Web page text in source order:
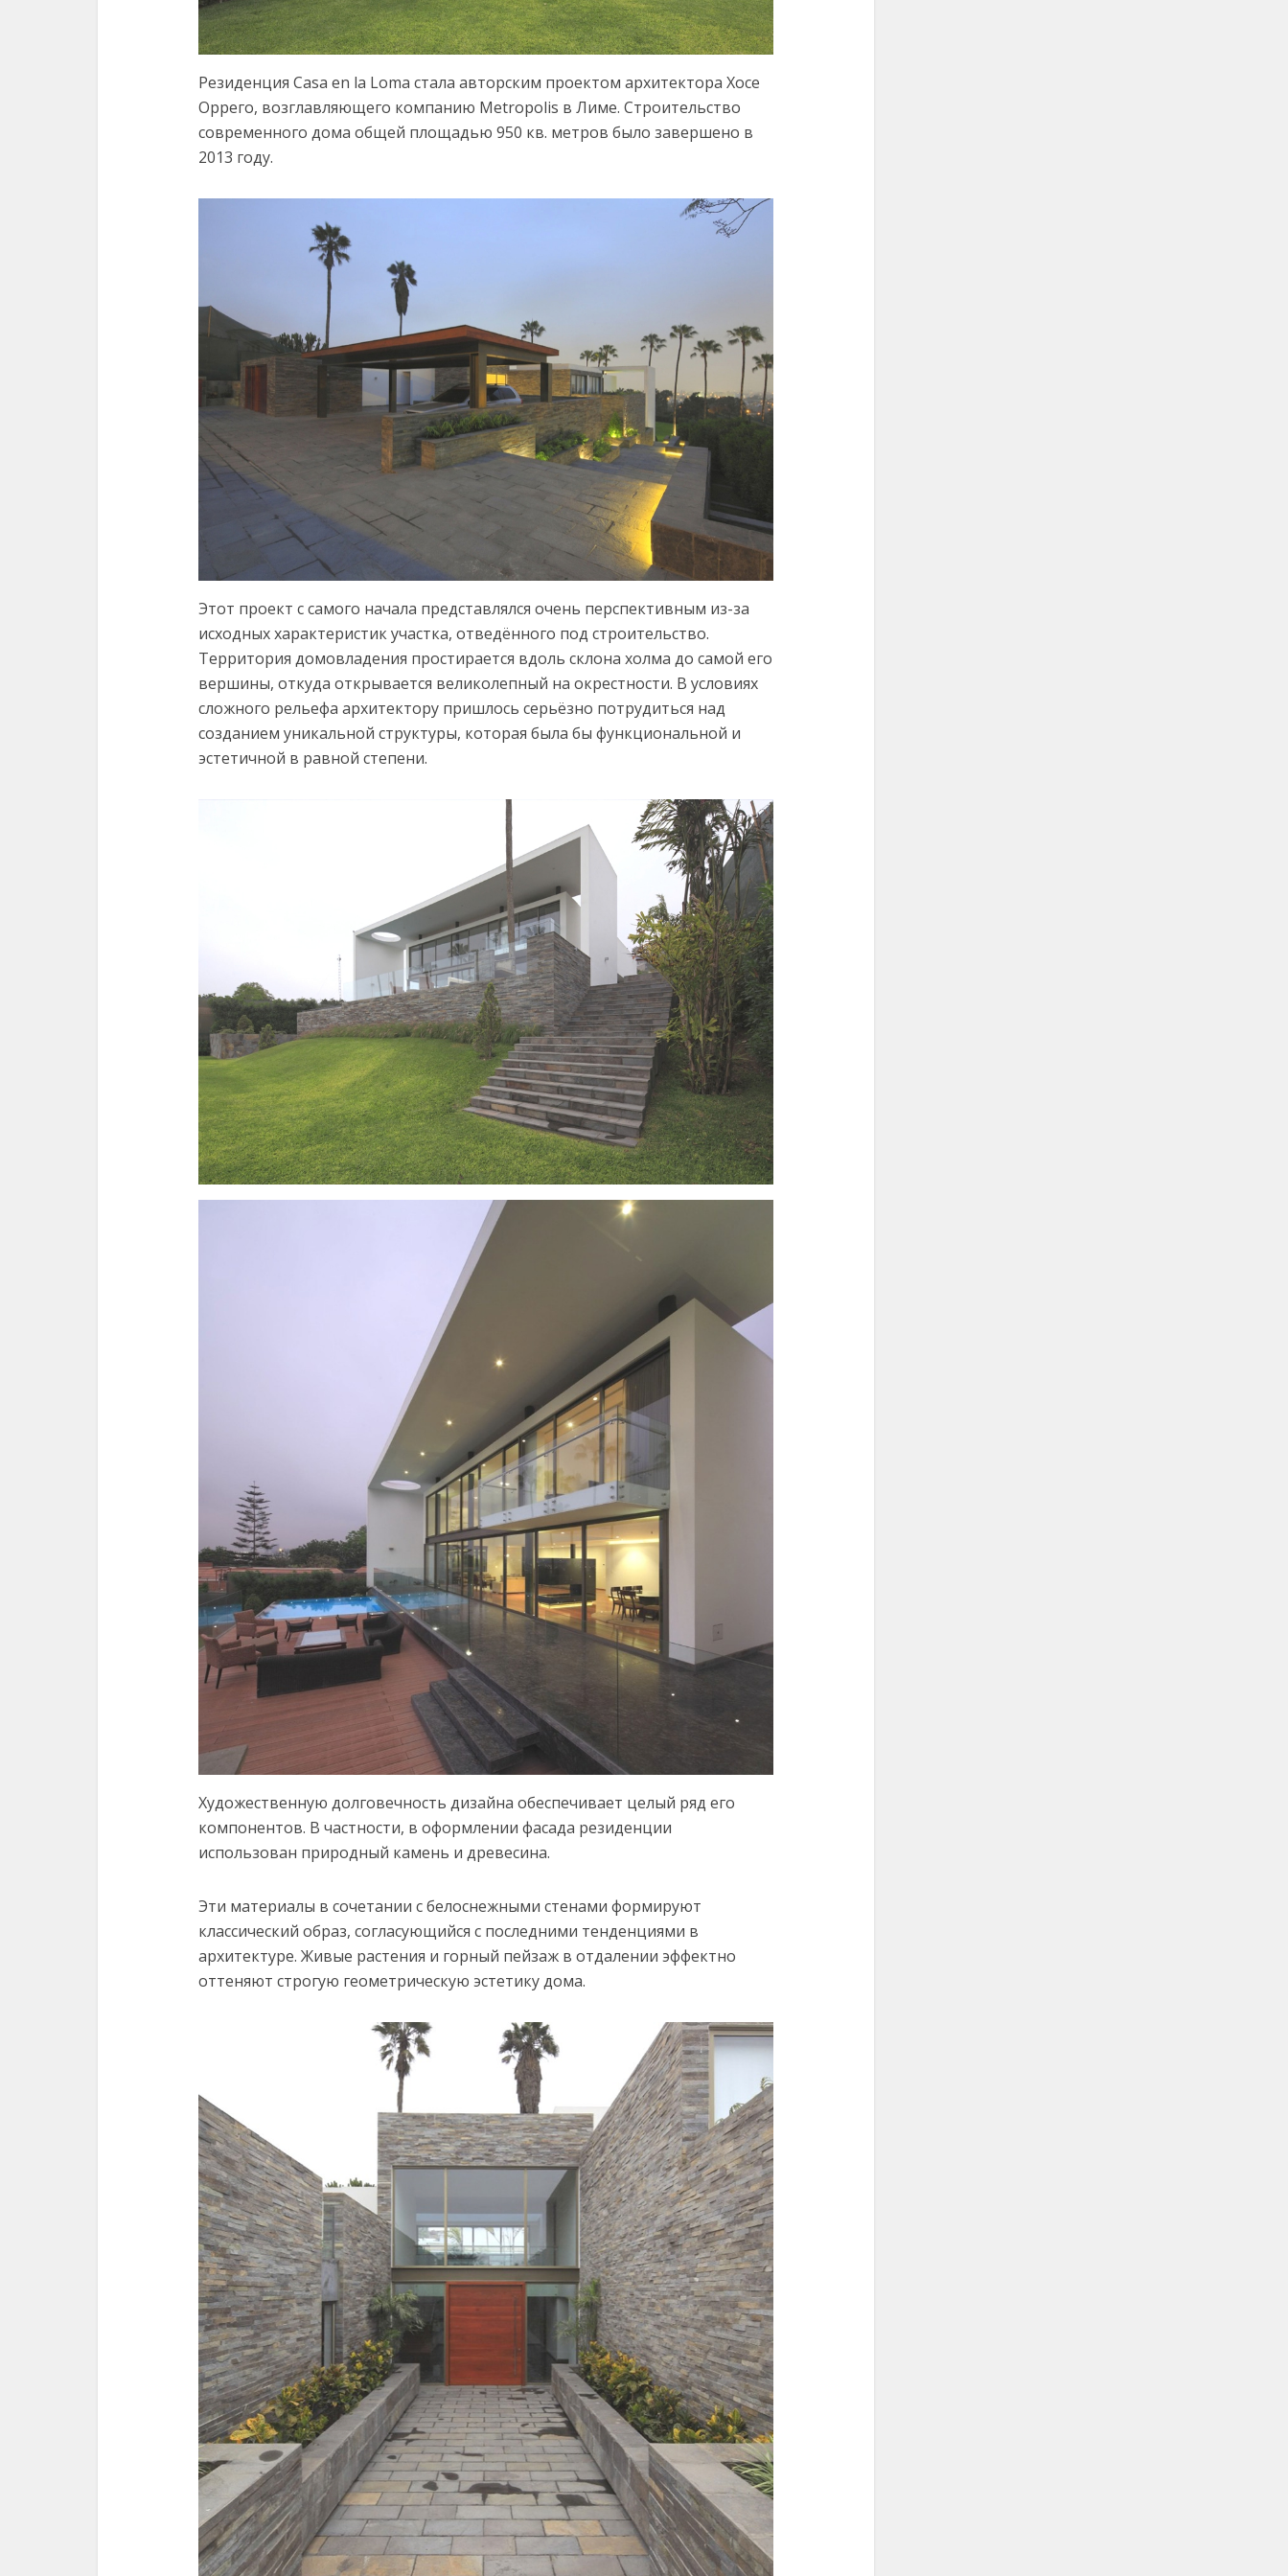
Резиденция Casa en la Loma стала авторским проектом архитектора Хосе
Оррего, возглавляющего компанию Metropolis в Лиме. Строительство
современного дома общей площадью 950 кв. метров было завершено в
2013 году.
Этот проект с самого начала представлялся очень перспективным из-за
исходных характеристик участка, отведённого под строительство.
Территория домовладения простирается вдоль склона холма до самой его
вершины, откуда открывается великолепный на окрестности. В условиях
сложного рельефа архитектору пришлось серьёзно потрудиться над
созданием уникальной структуры, которая была бы функциональной и
эстетичной в равной степени.
Художественную долговечность дизайна обеспечивает целый ряд его
компонентов. В частности, в оформлении фасада резиденции
использован природный камень и древесина.
Эти материалы в сочетании с белоснежными стенами формируют
классический образ, согласующийся с последними тенденциями в
архитектуре. Живые растения и горный пейзаж в отдалении эффектно
оттеняют строгую геометрическую эстетику дома.